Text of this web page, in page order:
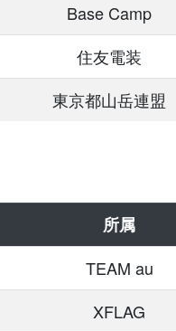
Base Camp
住友電装
東京都山岳連盟
所属
TEAM au
XFLAG